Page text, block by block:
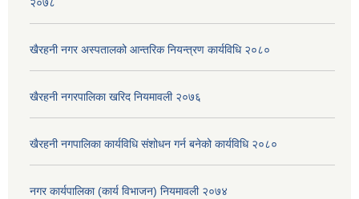
खैरहनी नगर अस्पतालको आन्तरिक नियन्त्रण कार्यविधि २०८०
खैरहनी नगरपालिका खरिद नियमावली २०७६
खैरहनी नगपालिका कार्यविधि संशोधन गर्न बनेको कार्यविधि २०८०
नगर कार्यपालिका (कार्य विभाजन) नियमावली २०७४